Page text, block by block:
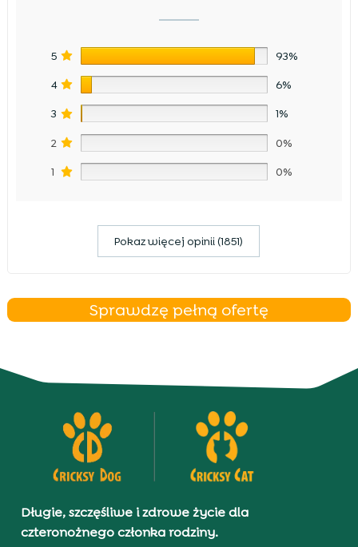
5 93%
4 6%
3 1%
2 0%
1 0%
Pokaz więcej opinii (1851)
Sprawdzę pełną ofertę
Długie, szczęśliwe i zdrowe życie dla
czteronożnego członka rodziny.